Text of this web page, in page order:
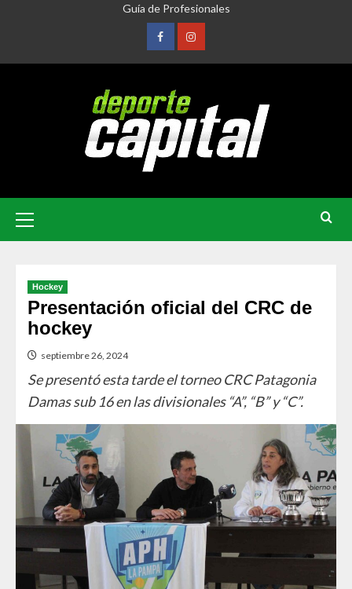
Guía de Profesionales
Hockey
Presentación oficial del CRC de
hockey
septiembre 26, 2024
Se presentó esta tarde el torneo CRC Patagonia
Damas sub 16 en las divisionales “A”, “B” y “C”.